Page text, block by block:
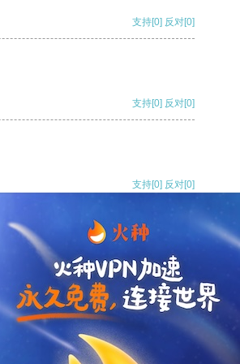
支持[0] 反对[0]
支持[0] 反对[0]
支持[0] 反对[0]
支持[0] 反对
支持